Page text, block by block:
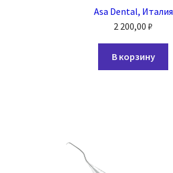
Asa Dental, Италия
2 200,00 ₽
В корзину